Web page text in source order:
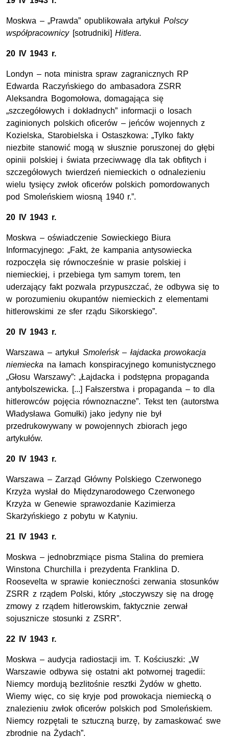
Moskwa – „Prawda” opublikowała artykuł Polscy
współpracownicy [sotrudniki] Hitlera.
20 IV 1943 r.
Londyn – nota ministra spraw zagranicznych RP
Edwarda Raczyńskiego do ambasadora ZSRR
Aleksandra Bogomołowa, domagająca się
„szczegółowych i dokładnych” informacji o losach
zaginionych polskich oficerów – jeńców wojennych z
Kozielska, Starobielska i Ostaszkowa: „Tylko fakty
niezbite stanowić mogą w słusznie poruszonej do głębi
opinii polskiej i świata przeciwwagę dla tak obfitych i
szczegółowych twierdzeń niemieckich o odnalezieniu
wielu tysięcy zwłok oficerów polskich pomordowanych
pod Smoleńskiem wiosną 1940 r.”.
20 IV 1943 r.
Moskwa – oświadczenie Sowieckiego Biura
Informacyjnego: „Fakt, że kampania antysowiecka
rozpoczęła się równocześnie w prasie polskiej i
niemieckiej, i przebiega tym samym torem, ten
uderzający fakt pozwala przypuszczać, że odbywa się to
w porozumieniu okupantów niemieckich z elementami
hitlerowskimi ze sfer rządu Sikorskiego”.
20 IV 1943 r.
Warszawa – artykuł Smoleńsk – łajdacka prowokacja
niemiecka na łamach konspiracyjnego komunistycznego
„Głosu Warszawy”: „Łajdacka i podstępna propaganda
antybolszewicka. [...] Fałszerstwa i propaganda – to dla
hitlerowców pojęcia równoznaczne”. Tekst ten (autorstwa
Władysława Gomułki) jako jedyny nie był
przedrukowywany w powojennych zbiorach jego
artykułów.
20 IV 1943 r.
Warszawa – Zarząd Główny Polskiego Czerwonego
Krzyża wysłał do Międzynarodowego Czerwonego
Krzyża w Genewie sprawozdanie Kazimierza
Skarżyńskiego z pobytu w Katyniu.
21 IV 1943 r.
Moskwa – jednobrzmiące pisma Stalina do premiera
Winstona Churchilla i prezydenta Franklina D.
Roosevelta w sprawie konieczności zerwania stosunków
ZSRR z rządem Polski, który „stoczywszy się na drogę
zmowy z rządem hitlerowskim, faktycznie zerwał
sojusznicze stosunki z ZSRR”.
22 IV 1943 r.
Moskwa – audycja radiostacji im. T. Kościuszki: „W
Warszawie odbywa się ostatni akt potwornej tragedii:
Niemcy mordują bezlitośnie resztki Żydów w ghetto.
Wiemy więc, co się kryje pod prowokacja niemiecką o
znalezieniu zwłok oficerów polskich pod Smoleńskiem.
Niemcy rozpętali te sztuczną burzę, by zamaskować swe
zbrodnie na Żydach”.